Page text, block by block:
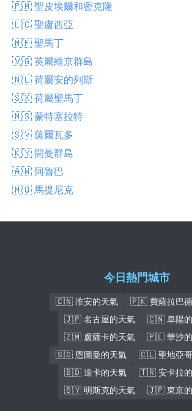
🇵🇲 聖皮埃爾和密克隆
🇱🇨 聖盧西亞
🇲🇫 聖馬丁
🇻🇬 英屬維京群島
🇳🇱 荷屬安的列斯
🇸🇽 荷屬聖馬丁
🇲🇸 蒙特塞拉特
🇸🇻 薩爾瓦多
🇰🇾 開曼群島
🇦🇼 阿魯巴
🇲🇶 馬提尼克
今日熱門城市
🇨🇳 淮安的天氣
🇵🇰 費薩拉巴
🇯🇵 名古屋的天氣
🇨🇳 阜陽
🇿🇲 盧薩卡的天氣
🇵🇱 華沙
🇸🇩 恩圖曼的天氣
🇨🇱 聖地亞哥
🇧🇩 達卡的天氣
🇹🇷 安卡拉
🇧🇾 明斯克的天氣
🇯🇵 東京